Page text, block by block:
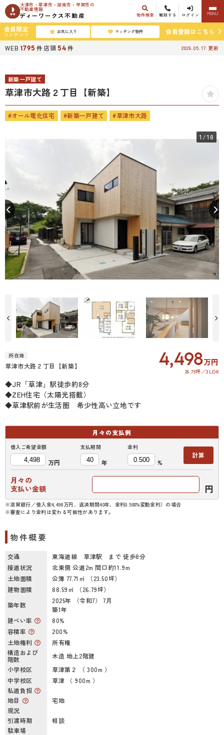
大津市・草津市・湖南市・甲賀市の
不動産情報
物件検索 電話する ログイン MENU
会員限定
コンテンツ お気に入り マッチング物件
会員登録はこちら
WEB 1795 件店頭54 件 2026.05.17 更新
新築一戸建て
草津市大路２丁目【新築】
#オール電化住宅 #新築一戸建て #草津市大路
1 /18
所在地
草津市大路２丁目【新築】 4,498万円
26.79坪 3LDK
◆JR「草津」駅徒歩約8分
◆ZEH住宅（太陽光搭載）
◆草津駅前が生活圏 希少性高い立地です
月々の支払例
借入ご希望金額
万円
支払期間
年
金利
%
計算
月々の
支払い金額
円
※滋賀銀行／借入金4,498万円、返済期間40年、金利0.500%変動金利）の場合
※審査により金利は変わる可能性があります。
物件概要
交通
東海道線 草津駅 まで 徒歩8分
接道状況
北東側 公道2m 間口約11.9m
土地面積
公簿 77.71㎡ （23.50坪）
建物面積
88.59㎡ （26.79坪）
築年数
2025年 （令和7） 7月
築1年
建ぺい率
80%
容積率
200%
土地権利
所有権
構造および
階数
木造 地上2階建
小学校区
草津第２ （ 300m ）
中学校区
草津 （ 900m ）
私道負担
地目
宅地
現況
引渡時期
相談
駐車場